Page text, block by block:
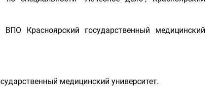
Красноярский государственный медицинский
медицинский университет.